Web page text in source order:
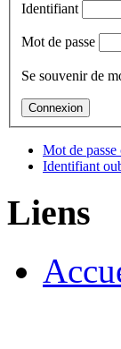
Identifiant
Mot de passe
Se souvenir de
Mot de passe
Identifiant
Liens